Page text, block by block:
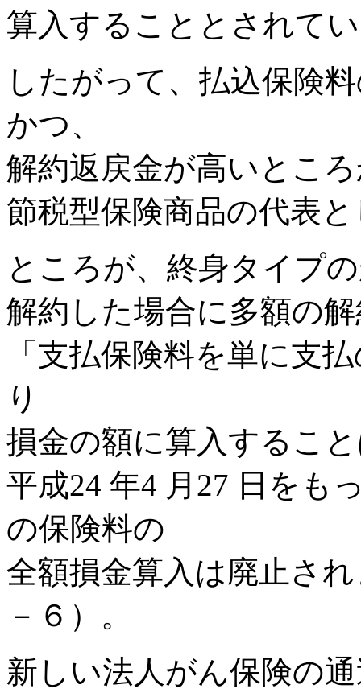
算入することとされて
したがって、払込保険
かつ、
解約返戻金が高いとこ
節税型保険商品の代表
ところが、終身タイプ
解約した場合に多額の
「支払保険料を単に支
り
損金の額に算入するこ
平成24 年4 月27 日をも
の保険料の
全額損金算入は廃止さ
－６）。
新しい法人がん保険の